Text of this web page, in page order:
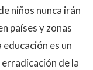
niños nunca irán
países y zonas
es un
de la